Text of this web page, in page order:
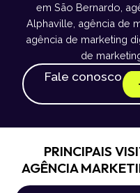
em São Bernardo,
Alphaville, agência de
agência de marketing
de
Fale conosco
PRINCIPAIS
AGÊNCIA